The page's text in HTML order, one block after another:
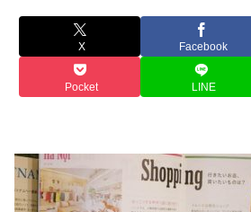
X Facebook
Pocket LINE